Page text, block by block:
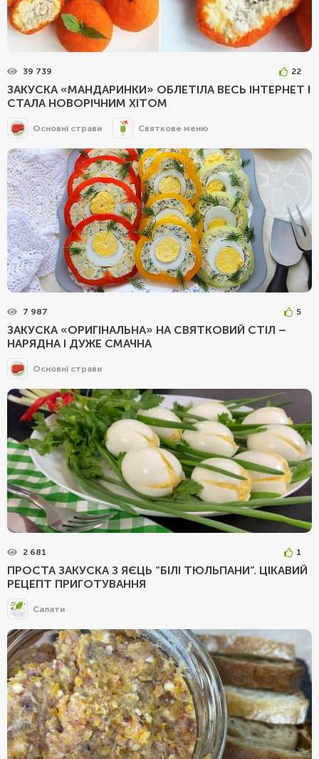
39 739 22
ЗАКУСКА «МАНДАРИНКИ» ОБЛЕТІЛА ВЕСЬ ІНТЕРНЕТ І
СТАЛА НОВОРІЧНИМ ХІТОМ
Основні страви Святкове меню
7 987 5
ЗАКУСКА «ОРИГІНАЛЬНА» НА СВЯТКОВИЙ СТІЛ –
НАРЯДНА І ДУЖЕ СМАЧНА
Основні страви
2 681 1
ПРОСТА ЗАКУСКА З ЯЄЦЬ “БІЛІ ТЮЛЬПАНИ”. ЦІКАВИЙ
РЕЦЕПТ ПРИГОТУВАННЯ
Салати